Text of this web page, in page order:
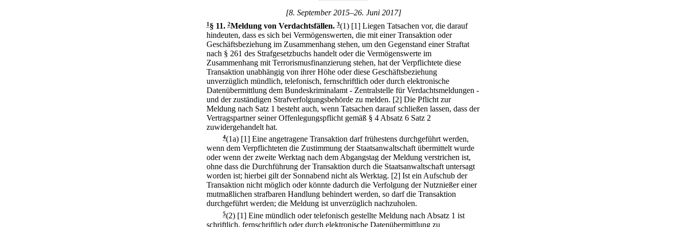
[8. September 2015–26. Juni 2017]
1 § 11. 2Meldung von Verdachtsfällen. 3(1) [1] Liegen Tatsachen vor, die darauf
hindeuten, dass es sich bei Vermögenswerten, die mit einer Transaktion oder
Geschäftsbeziehung im Zusammenhang stehen, um den Gegenstand einer Straftat
nach § 261 des Strafgesetzbuchs handelt oder die Vermögenswerte im
Zusammenhang mit Terrorismusfinanzierung stehen, hat der Verpflichtete diese
Transaktion unabhängig von ihrer Höhe oder diese Geschäftsbeziehung
unverzüglich mündlich, telefonisch, fernschriftlich oder durch elektronische
Datenübermittlung dem Bundeskriminalamt - Zentralstelle für Verdachtsmeldungen -
und der zuständigen Strafverfolgungsbehörde zu melden. [2] Die Pflicht zur
Meldung nach Satz 1 besteht auch, wenn Tatsachen darauf schließen lassen, dass der
Vertragspartner seiner Offenlegungspflicht gemäß § 4 Absatz 6 Satz 2
zuwidergehandelt hat.
4(1a) [1] Eine angetragene Transaktion darf frühestens durchgeführt werden,
wenn dem Verpflichteten die Zustimmung der Staatsanwaltschaft übermittelt wurde
oder wenn der zweite Werktag nach dem Abgangstag der Meldung verstrichen ist,
ohne dass die Durchführung der Transaktion durch die Staatsanwaltschaft untersagt
worden ist; hierbei gilt der Sonnabend nicht als Werktag. [2] Ist ein Aufschub der
Transaktion nicht möglich oder könnte dadurch die Verfolgung der Nutznießer einer
mutmaßlichen strafbaren Handlung behindert werden, so darf die Transaktion
durchgeführt werden; die Meldung ist unverzüglich nachzuholen.
5(2) [1] Eine mündlich oder telefonisch gestellte Meldung nach Absatz 1 ist
schriftlich, fernschriftlich oder durch elektronische Datenübermittlung zu